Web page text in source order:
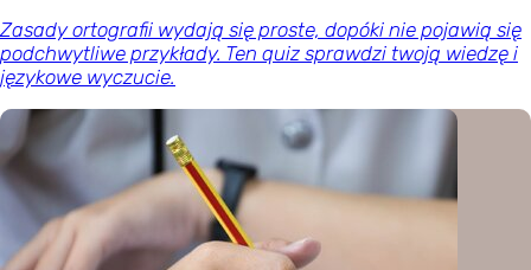
Zasady ortografii wydają się proste, dopóki nie pojawią się
podchwytliwe przykłady. Ten quiz sprawdzi twoją wiedzę i
językowe wyczucie.